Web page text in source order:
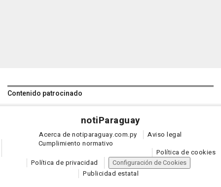
Contenido patrocinado
notiParaguay
Acerca de notiparaguay.com.py
Aviso legal
Cumplimiento normativo
Política de cookies
Política de privacidad
Configuración de Cookies
Publicidad estatal